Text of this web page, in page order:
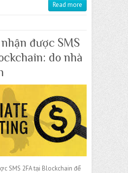
Read more
được SMS
do nhà
SMS 2FA tại Blockchain để